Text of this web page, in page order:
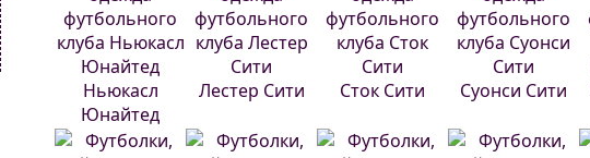
Ньюкасл
Юнайтед
Лестер Сити Сток Сити Суонси Сити